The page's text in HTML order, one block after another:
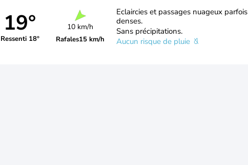
19°
Ressenti 18°
10 km/h
Rafales15 km/h
Eclaircies et passages nuageux parfois
denses.
Sans précipitations.
Aucun risque de pluie